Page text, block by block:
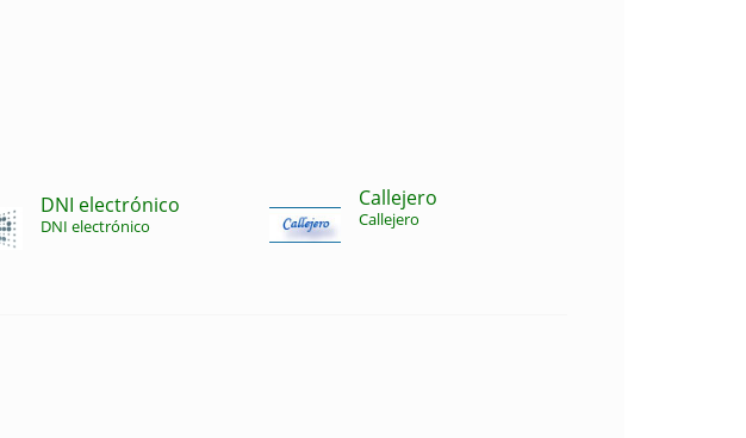
DNI electrónico
DNI electrónico
Callejero
Callejero